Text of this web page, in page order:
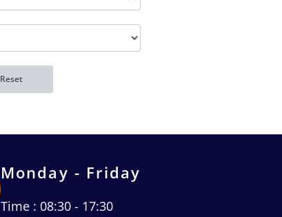
Monday - Friday
Time : 08:30 - 17:30